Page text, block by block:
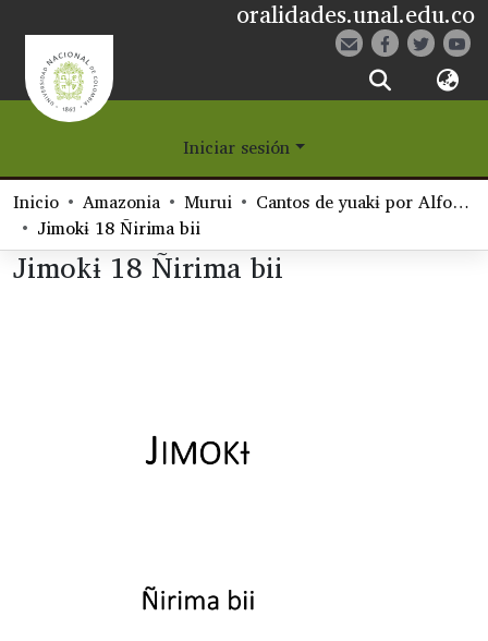
oralidades.unal.edu.co
¿Qué es Eetane?
Comunidades
Navegar
Estadísticas
Iniciar sesión
Inicio
Amazonia Murui
Cantos de yuakɨ por Alfonso Jimaido, recogidos por Anastasia Candre
Jimokɨ 18 Ñirima bii
Jimokɨ 18 Ñirima bii